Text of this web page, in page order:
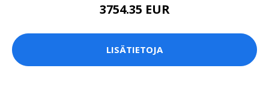
3754.35 EUR
LISÄTIETOJA